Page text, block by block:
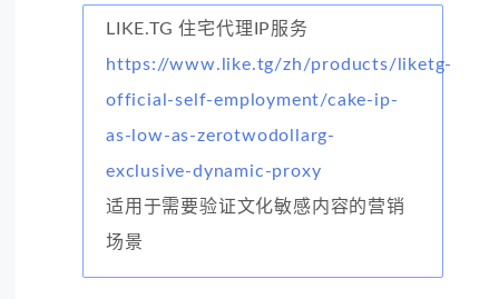
LIKE.TG 住宅代理IP服务
https://www.like.tg/zh/products/liketg-
official-self-employment/cake-ip-
as-low-as-zerotwodollarg-
exclusive-dynamic-proxy
适用于需要验证文化敏感内容的营销
场景